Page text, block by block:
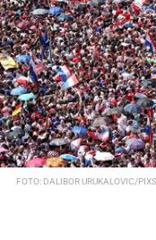
FOTO: DALIBOR URUKALOVIC/